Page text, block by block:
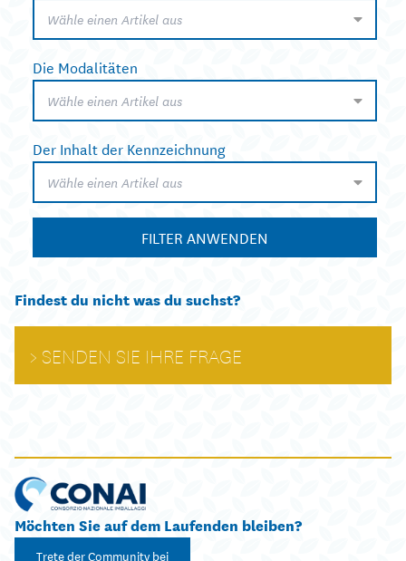
Wähle einen Artikel aus
Die Modalitäten
Wähle einen Artikel aus
Der Inhalt der Kennzeichnung
Wähle einen Artikel aus
FILTER ANWENDEN
Findest du nicht was du suchst?
SENDEN SIE IHRE FRAGE
Möchten Sie auf dem Laufenden bleiben?
Trete der Community bei